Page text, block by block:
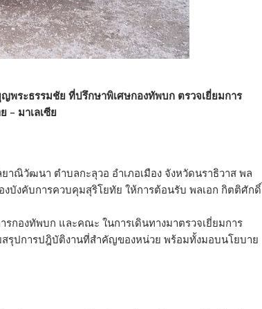
ระธรรมชัย ที่ปรึกษาพิเศษกองทัพบก ตรวจเยี่ยมการ
– มาเลเซีย
ณิวัฒนา ตำบลกะลุวอ อำเภอเมือง จังหวัดนราธิวาส พล
บังคับการควบคุมสุริโยทัย ให้การต้อนรับ พลเอก กิตติศักดิ์
องทัพบก และคณะ ในการเดินทางมาตรวจเยี่ยมการ
รุปการปฎิบัติงานที่สำคัญของหน่วย พร้อมทั้งมอบนโยบาย